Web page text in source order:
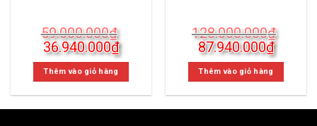
59.000.000₫
Giá
gốc
là:
36.940.000₫Giá
hiện
Thêm vào giỏ hàng
128.000.000₫
Giá
gốc
là:
87.940.000₫Giá
hiện
Thêm vào giỏ hàng